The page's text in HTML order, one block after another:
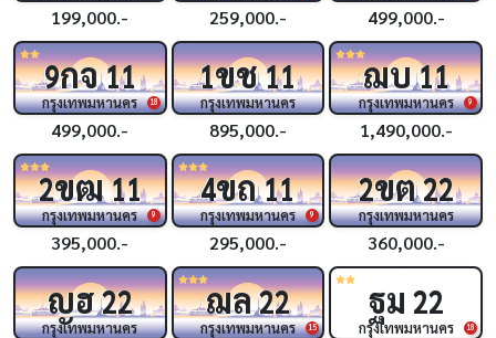
199,000.- 259,000.- 499,000.-
18
9กจ11
กรุงเทพมหานคร
499,000.-
1ขช11
กรุงเทพมหานคร
895,000.-
9
ฌบ11
กรุงเทพมหานคร
1,490,000.-
9
2ขฒ11
กรุงเทพมหานคร
395,000.-
9
4ขถ11
กรุงเทพมหานคร
295,000.-
2ขต22
กรุงเทพมหานคร
360,000.-
ญฮ22
กรุงเทพมหานคร 15
ฌล22
กรุงเทพมหานคร 18
ฐม 22
กรุงเทพมหานคร